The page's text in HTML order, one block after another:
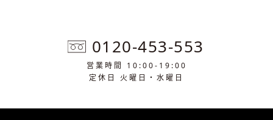
0120-453-553
営業時間 10:00-19:00
定休日 火曜日・水曜日